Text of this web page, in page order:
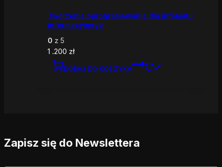
Tworzenie oprogramowania dla infomatu
informacyjnego
0 z 5
1 .200 zł
DODAJ DO KOSZYKA
Zapisz się do Newslettera